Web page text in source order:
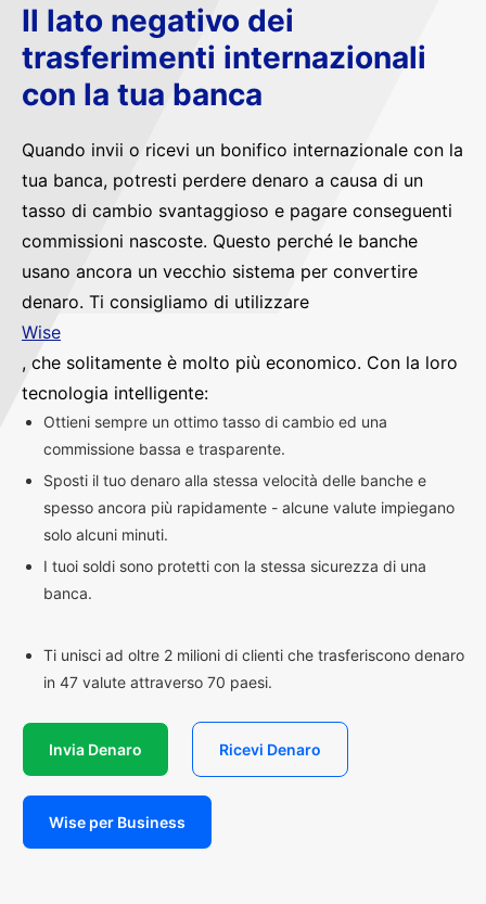
Il lato negativo dei
trasferimenti internazionali
con la tua banca
Quando invii o ricevi un bonifico internazionale con la
tua banca, potresti perdere denaro a causa di un
tasso di cambio svantaggioso e pagare conseguenti
commissioni nascoste. Questo perché le banche
usano ancora un vecchio sistema per convertire
denaro. Ti consigliamo di utilizzare
Wise
, che solitamente è molto più economico. Con la loro
tecnologia intelligente:
Ottieni sempre un ottimo tasso di cambio ed una
commissione bassa e trasparente.
Sposti il tuo denaro alla stessa velocità delle banche e
spesso ancora più rapidamente - alcune valute impiegano
solo alcuni minuti.
I tuoi soldi sono protetti con la stessa sicurezza di una
banca.
Ti unisci ad oltre 2 milioni di clienti che trasferiscono denaro
in 47 valute attraverso 70 paesi.
Invia Denaro Ricevi Denaro
Wise per Business